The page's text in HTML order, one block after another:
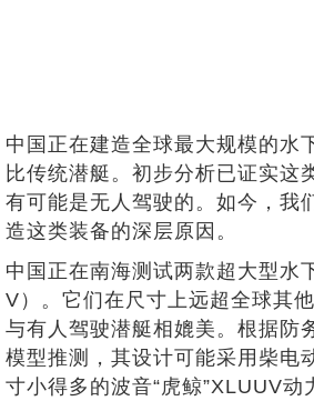
中国正在建造全球最大规模的水
比传统潜艇。初步分析已证实这
有可能是无人驾驶的。如今，我
造这类装备的深层原因。
中国正在南海测试两款超大型水
V）。它们在尺寸上远超全球其
与有人驾驶潜艇相媲美。根据防
模型推测，其设计可能采用柴电
寸小得多的波音“虎鲸”XLUUV动